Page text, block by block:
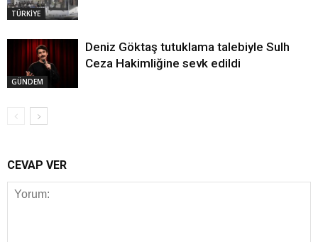
TÜRKİYE
GÜNDEM
Deniz Göktaş tutuklama talebiyle Sulh
Ceza Hakimliğine sevk edildi
CEVAP VER